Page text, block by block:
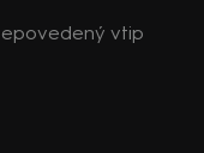
vtip